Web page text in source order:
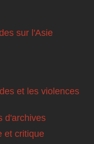
sur l'Asie
et les violences
d'archives
et critique